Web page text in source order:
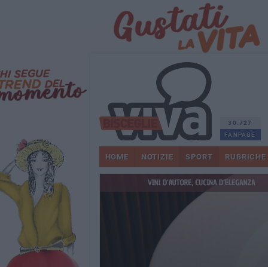
30.727
FANPAGE
HOME NOTIZIE SPORT RUBRICHE